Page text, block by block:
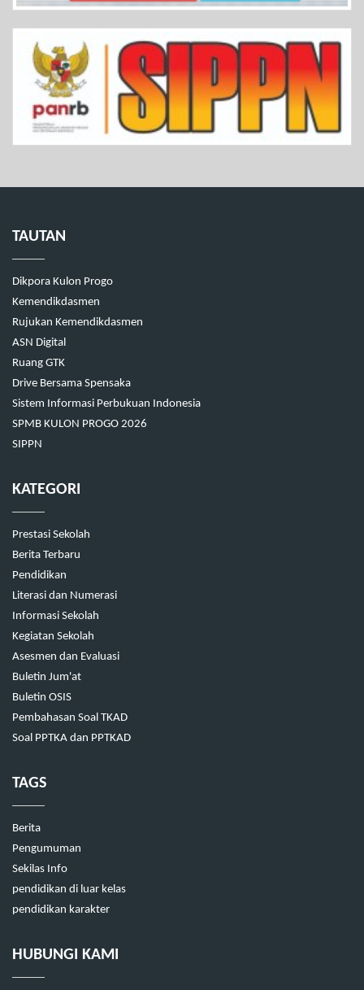
TAUTAN
Dikpora Kulon Progo
Kemendikdasmen
Rujukan Kemendikdasmen
ASN Digital
Ruang GTK
Drive Bersama Spensaka
Sistem Informasi Perbukuan Indonesia
SPMB KULON PROGO 2026
SIPPN
KATEGORI
Prestasi Sekolah
Berita Terbaru
Pendidikan
Literasi dan Numerasi
Informasi Sekolah
Kegiatan Sekolah
Asesmen dan Evaluasi
Buletin Jum'at
Buletin OSIS
Pembahasan Soal TKAD
Soal PPTKA dan PPTKAD
TAGS
Berita
Pengumuman
Sekilas Info
pendidikan di luar kelas
pendidikan karakter
HUBUNGI KAMI